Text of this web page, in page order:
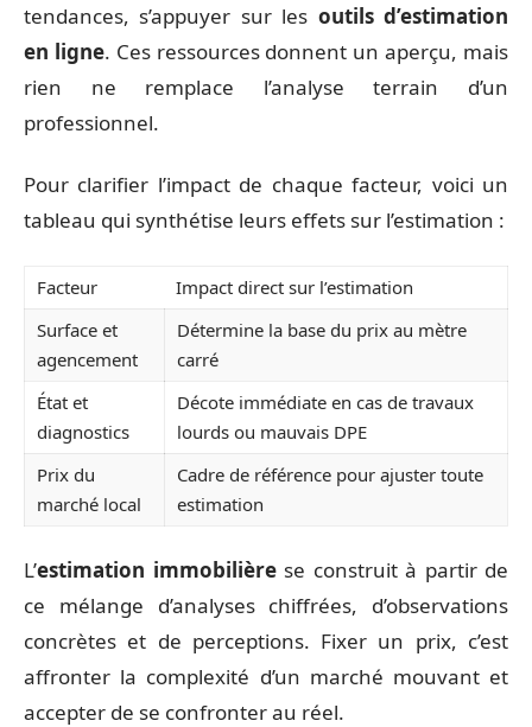
tendances, s’appuyer sur les outils d’estimation
en ligne. Ces ressources donnent un aperçu, mais
rien ne remplace l’analyse terrain d’un
professionnel.
Pour clarifier l’impact de chaque facteur, voici un
tableau qui synthétise leurs effets sur l’estimation :
Facteur
Impact direct sur l’estimation
Surface et
agencement
Détermine la base du prix au mètre
carré
État et
diagnostics
Décote immédiate en cas de travaux
lourds ou mauvais DPE
Prix du
marché local
Cadre de référence pour ajuster toute
estimation
L’estimation immobilièrese construit à partir de
ce mélange d’analyses chiffrées, d’observations
concrètes et de perceptions. Fixer un prix, c’est
affronter la complexité d’un marché mouvant et
accepter de se confronter au réel.